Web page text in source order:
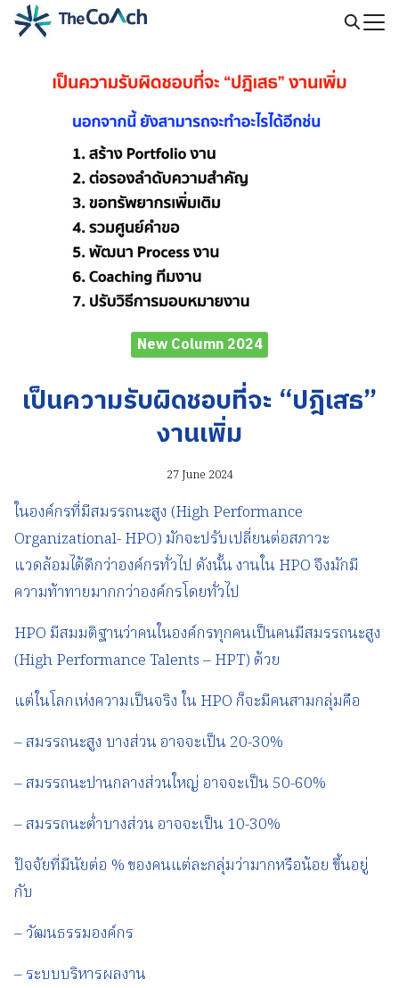
Skip
New Column 2024
เป็นความรับผิดชอบที่จะ “ปฎิเสธ”
งานเพิ่ม
27 June 2024
ในองค์กรที่มีสมรรถนะสูง (High Performance
Organizational- HPO) มักจะปรับเปลี่ยนต่อสภาวะ
แวดล้อมได้ดีกว่าองค์กรทั่วไป ดังนั้น งานใน HPO จึงมักมี
ความท้าทายมากกว่าองค์กรโดยทั่วไป
HPO มีสมมติฐานว่าคนในองค์กรทุกคนเป็นคนมีสมรรถนะสูง
(High Performance Talents – HPT) ด้วย
แต่ในโลกเห่งความเป็นจริง ใน HPO ก็จะมีคนสามกลุ่มคือ
– สมรรถนะสูง บางส่วน อาจจะเป็น 20-30%
– สมรรถนะปานกลางส่วนใหญ่ อาจจะเป็น 50-60%
– สมรรถนะต่ำบางส่วน อาจจะเป็น 10-30%
ปัจจัยที่มีนัยต่อ % ของคนแต่ละกลุ่มว่ามากหรือน้อย ขึ้นอยู่
กับ
– วัฒนธรรมองค์กร
– ระบบบริหารผลงาน